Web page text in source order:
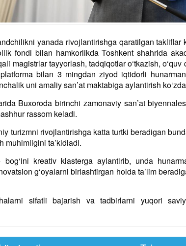
yanada rivojlantirishga qaratilgan takliflar
fondi bilan hamkorlikda Toshkent shahrida
magistrlar tayyorlash, tadqiqotlar o‘tkazish, o‘quv
bilan 3 mingdan ziyod iqtidorli
uni amaliy san’at maktabiga aylantirish
Buxoroda birinchi zamonaviy san’at
rassom keladi.
turizmni rivojlantirishga katta turtki beradigan
muhimligini ta’kidladi.
bog‘ini kreativ klasterga aylantirib, unda
g‘oyalarni birlashtirgan holda ta’lim
sifatli bajarish va tadbirlarni yuqori